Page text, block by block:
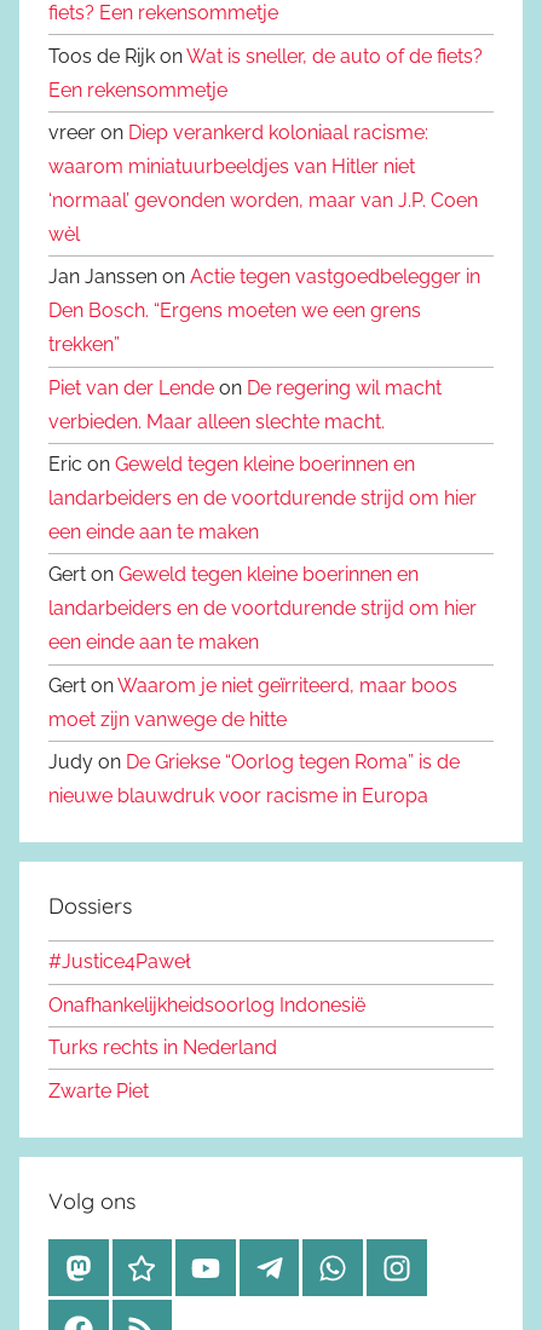
fiets? Een rekensommetje
Toos de Rijk onWat is sneller, de auto of de fiets?
Een rekensommetje
vreer on Diep verankerd koloniaal racisme:
waarom miniatuurbeeldjes van Hitler niet
‘normaal’ gevonden worden, maar van J.P. Coen
wèl
Jan Janssen on Actie tegen vastgoedbelegger in
Den Bosch. “Ergens moeten we een grens
trekken”
Piet van der Lende on De regering wil macht
verbieden. Maar alleen slechte macht.
Eric on Geweld tegen kleine boerinnen en
landarbeiders en de voortdurende strijd om hier
een einde aan te maken
Gert on Geweld tegen kleine boerinnen en
landarbeiders en de voortdurende strijd om hier
een einde aan te maken
Gert onWaarom je niet geïrriteerd, maar boos
moet zijn vanwege de hitte
Judy on De Griekse “Oorlog tegen Roma” is de
nieuwe blauwdruk voor racisme in Europa
Dossiers
#Justice4Paweł
Onafhankelijkheidsoorlog Indonesië
Turks rechts in Nederland
Zwarte Piet
Volg ons
M
a
B
l
Y
o
T
e
W
h
I
n